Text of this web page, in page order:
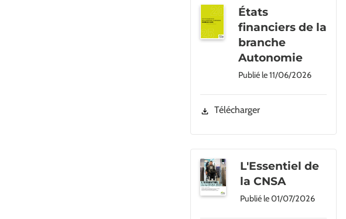
États
financiers de la
branche
Autonomie
Publié le11/06/2026
Télécharger
L'Essentiel de
la CNSA
Publié le01/07/2026